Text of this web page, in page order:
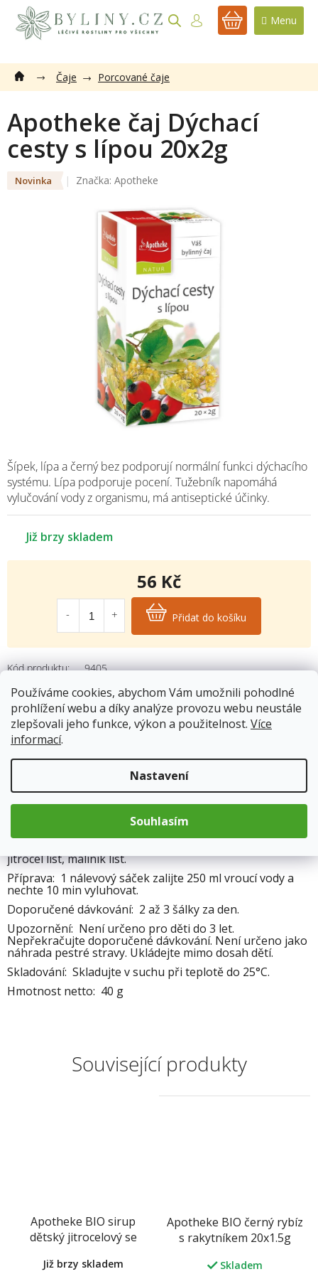
Používáme cookies, abychom Vám umožnili pohodlné
prohlížení webu a díky analýze provozu webu neustále
zlepšovali jeho funkce, výkon a použitelnost. Více
informací.
Nastavení
Souhlasím
obsah
NÁKUPNÍ
Čaje Porcované čaje
Apotheke čaj Dýchací
cesty s lípou 20x2g
Novinka Značka: Apotheke
Již brzy skladem
Šípek, lípa a černý bez podporují normální funkci dýchacího
systému. Lípa podporuje pocení. Tužebník napomáhá
vylučování vody z organismu, má antiseptické účinky.
Kód produktu:
9405
Kategorie :
Porcované čaje
Hmotnost
0.03 kg
56 Kč
Měrná
cena:
Přidat do košíku
Související produkty
Apotheke BIO sirup
dětský jitrocelový se
Již brzy skladem
Apotheke BIO černý rybíz
s rakytníkem 20x1.5g
Skladem
Popis
Doplněk stravy. Bylinný čaj, porcovaný v nálevových sáčcích.
Složení: Šípek plod 25 %, lípa květ 22,5 %, tužebník nať
jitrocel list, maliník list.
Příprava: 1 nálevový sáček zalijte 250 ml vroucí vody a
nechte 10 min vyluhovat.
Doporučené dávkování: 2 až 3 šálky za den.
Upozornění: Není určeno pro děti do 3 let.
Nepřekračujte doporučené dávkování. Není určeno jako
náhrada pestré stravy. Ukládejte mimo dosah dětí.
Skladování: Skladujte v suchu při teplotě do 25°C.
Hmotnost netto: 40 g